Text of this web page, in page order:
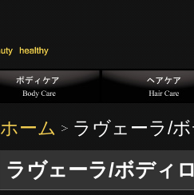
ホーム ラヴェーラ/
ラヴェーラ/ボディ